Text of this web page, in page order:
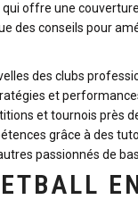
offre une
des conseils pour
des clubs
et
et tournois près
grâce à des
passionnés de